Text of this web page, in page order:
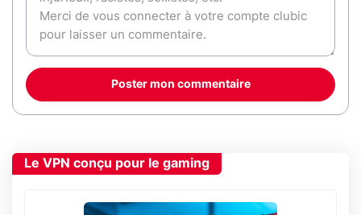
Poster mon commentaire
Le VPN conçu pour le gaming